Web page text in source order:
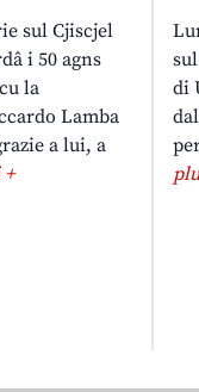
sul Cjiscjel
i 50 agns
la
Lamba
a lui, a
di